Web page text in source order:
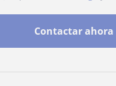
Contactar ahora